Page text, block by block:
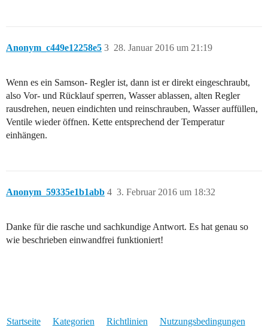
Anonym_c449e12258e5 28. Januar 2016 um 21:19
3
Wenn es ein Samson- Regler ist, dann ist er direkt eingeschraubt,
also Vor- und Rücklauf sperren, Wasser ablassen, alten Regler
rausdrehen, neuen eindichten und reinschrauben, Wasser auffüllen,
Ventile wieder öffnen. Kette entsprechend der Temperatur
einhängen.
Anonym_59335e1b1abb 3. Februar 2016 um 18:32
4
Danke für die rasche und sachkundige Antwort. Es hat genau so
wie beschrieben einwandfrei funktioniert!
Startseite Kategorien Richtlinien Nutzungsbedingungen